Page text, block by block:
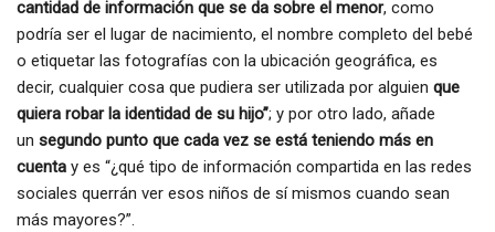
cantidad de información que se da sobre el menor, como
podría ser el lugar de nacimiento, el nombre completo del bebé
o etiquetar las fotografías con la ubicación geográfica, es
decir, cualquier cosa que pudiera ser utilizada por alguien que
quiera robar la identidad de su hijo”; y por otro lado, añade
un segundo punto que cada vez se está teniendo más en
cuenta y es “¿qué tipo de información compartida en las redes
sociales querrán ver esos niños de sí mismos cuando sean
más mayores?”.